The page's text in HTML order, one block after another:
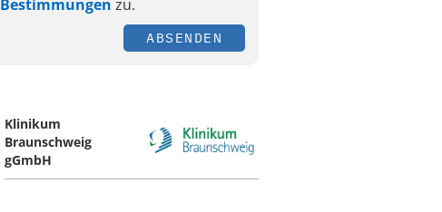
Bestimmungen zu.
ABSENDEN
Klinikum
Braunschweig
gGmbH